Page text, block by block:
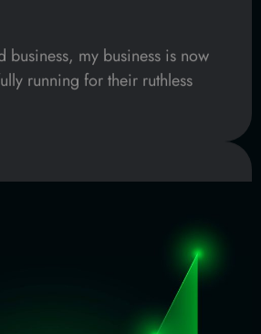
marketing strategy.